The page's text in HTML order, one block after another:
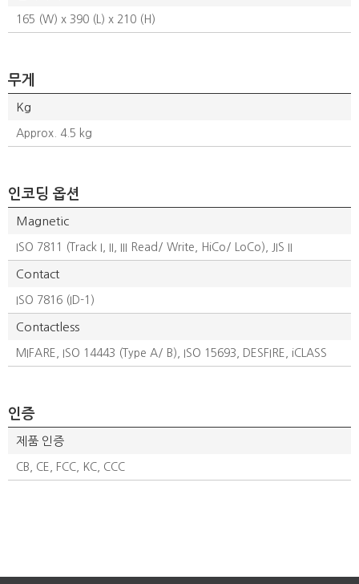
165 (W) x 390 (L) x 210 (H)
무게
Kg
Approx. 4.5 kg
인코딩 옵션
Magnetic
ISO 7811 (Track I, II, III Read/ Write, HiCo/ LoCo), JIS II
Contact
ISO 7816 (ID-1)
Contactless
MIFARE, ISO 14443 (Type A/ B), ISO 15693, DESFIRE, iCLASS
인증
제품 인증
CB, CE, FCC, KC, CCC